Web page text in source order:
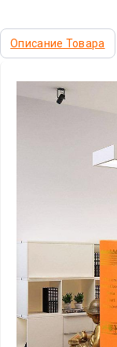
Описание Товара